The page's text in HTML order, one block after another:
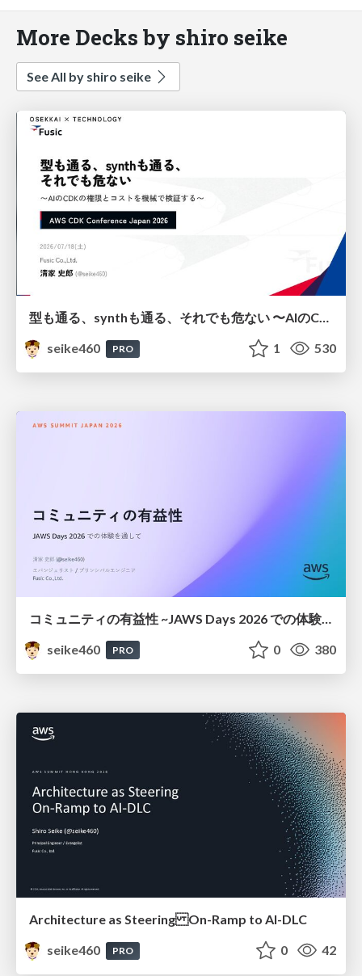
More Decks by shiro seike
See All by shiro seike
型も通る、synthも通る、それでも危ない 〜AIのCDKの権限とコストを機械で検証する〜 / It Passes Type Checks, It Passes Synth Checks, but It’s Still Risky — Automatically Verifying Permissions and Costs in AI’s CDK —
seike460
PRO 1 530
seike460
PRO 0 380
Architecture as Steering On-Ramp to AI-DLC
seike460
PRO 0 42